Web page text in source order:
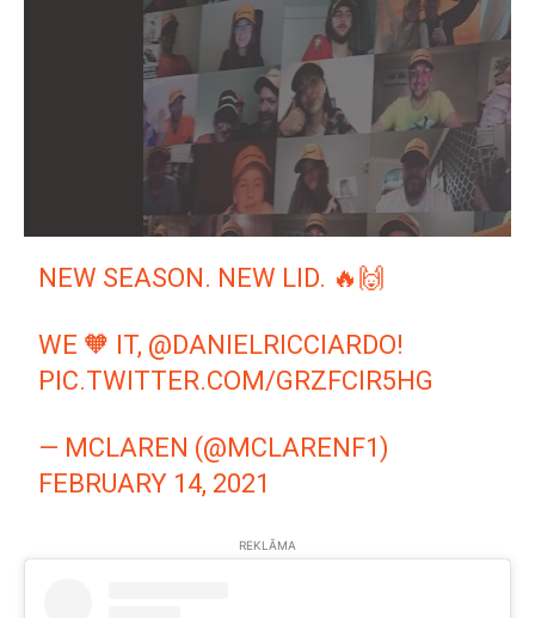
NEW SEASON. NEW LID. 🔥🙌
WE 🧡 IT, @DANIELRICCIARDO!
PIC.TWITTER.COM/GRZFCIR5HG
— MCLAREN (@MCLARENF1)
FEBRUARY 14, 2021
REKLĀMA